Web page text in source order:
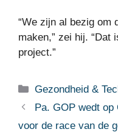
“We zijn al bezig om
maken,” zei hij. “Dat
project.”
Categorieën
Gezondheid &
Pa. GOP wedt
voor de race van de